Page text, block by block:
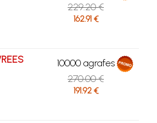
229.20 €
162.91 €
10000 agrafes
270.00 €
191.92 €